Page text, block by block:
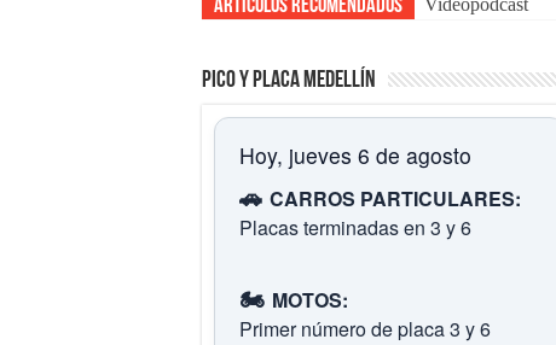
Artículos Recomendados Videopodcast
Pico y placa Medellín
Hoy, jueves 6 de agosto
🚗 CARROS PARTICULARES:
Placas terminadas en 3 y 6
🏍️ MOTOS:
Primer número de placa 3 y 6